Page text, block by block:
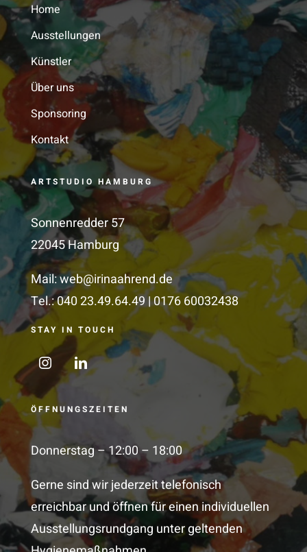
Home
Ausstellungen
Künstler
Über uns
Sponsoring
Kontakt
ARTSTUDIO HAMBURG
Sonnenredder 57
22045 Hamburg
Mail:web@irinaahrend.de
Tel.: 040 23.49.64.49 | 0176 60032438
STAY IN TOUCH
ÖFFNUNGSZEITEN
Donnerstag – 12:00 – 18:00
Gerne sind wir jederzeit telefonisch
erreichbar und öffnenfür einen individuellen
Ausstellungsrundgang unter geltenden